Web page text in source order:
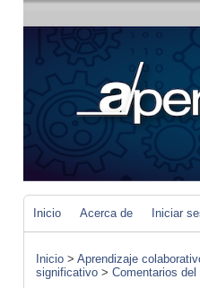
Inicio Acerca de Iniciar
Inicio > Aprendizaje
significativo > Comentarios del